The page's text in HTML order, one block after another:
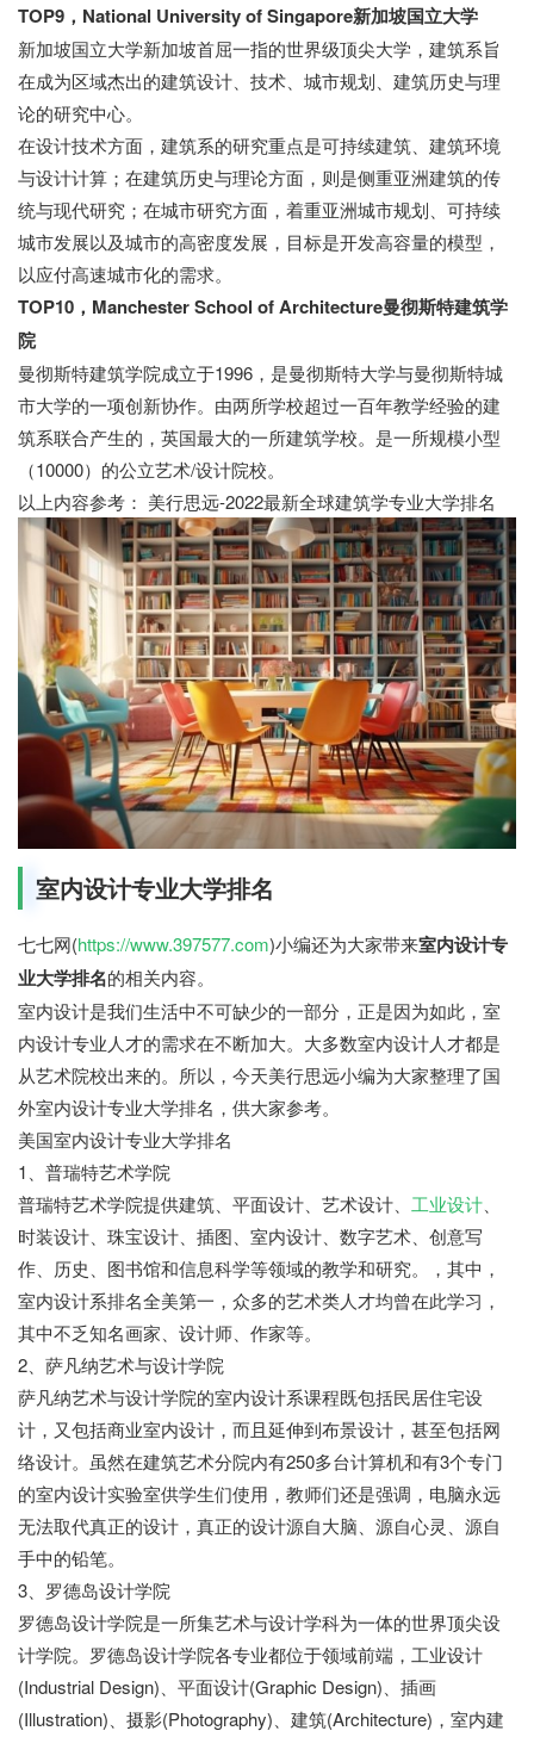
TOP9，National University of Singapore新加坡国立大学
新加坡国立大学新加坡首屈一指的世界级顶尖大学，建筑系旨
在成为区域杰出的建筑设计、技术、城市规划、建筑历史与理
论的研究中心。
在设计技术方面，建筑系的研究重点是可持续建筑、建筑环境
与设计计算；在建筑历史与理论方面，则是侧重亚洲建筑的传
统与现代研究；在城市研究方面，着重亚洲城市规划、可持续
城市发展以及城市的高密度发展，目标是开发高容量的模型，
以应付高速城市化的需求。
TOP10，Manchester School of Architecture曼彻斯特建筑学
院
曼彻斯特建筑学院成立于1996，是曼彻斯特大学与曼彻斯特城
市大学的一项创新协作。由两所学校超过一百年教学经验的建
筑系联合产生的，英国最大的一所建筑学校。是一所规模小型
（10000）的公立艺术/设计院校。
以上内容参考： 美行思远-2022最新全球建筑学专业大学排名
室内设计专业大学排名
七七网(https://www.397577.com)小编还为大家带来室内设计专
业大学排名的相关内容。
室内设计是我们生活中不可缺少的一部分，正是因为如此，室
内设计专业人才的需求在不断加大。大多数室内设计人才都是
从艺术院校出来的。所以，今天美行思远小编为大家整理了国
外室内设计专业大学排名，供大家参考。
美国室内设计专业大学排名
1、普瑞特艺术学院
普瑞特艺术学院提供建筑、平面设计、艺术设计、 工业设计、
时装设计、珠宝设计、插图、室内设计、数字艺术、创意写
作、历史、图书馆和信息科学等领域的教学和研究。，其中，
室内设计系排名全美第一，众多的艺术类人才均曾在此学习，
其中不乏知名画家、设计师、作家等。
2、萨凡纳艺术与设计学院
萨凡纳艺术与设计学院的室内设计系课程既包括民居住宅设
计，又包括商业室内设计，而且延伸到布景设计，甚至包括网
络设计。虽然在建筑艺术分院内有250多台计算机和有3个专门
的室内设计实验室供学生们使用，教师们还是强调，电脑永远
无法取代真正的设计，真正的设计源自大脑、源自心灵、源自
手中的铅笔。
3、罗德岛设计学院
罗德岛设计学院是一所集艺术与设计学科为一体的世界顶尖设
计学院。罗德岛设计学院各专业都位于领域前端，工业设计
(Industrial Design)、平面设计(Graphic Design)、插画
(Illustration)、摄影(Photography)、建筑(Architecture)，室内建